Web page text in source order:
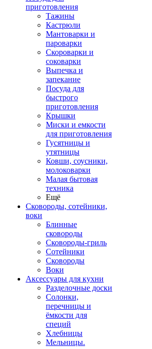
приготовления
Тажины
Кастрюли
Мантоварки и
пароварки
Скороварки и
соковарки
Выпечка и
запекание
Посуда для
быстрого
приготовления
Крышки
Миски и емкости
для приготовления
Гусятницы и
утятницы
Ковши, соусники,
молоковарки
Малая бытовая
техника
Ещё
Сковороды, сотейники,
воки
Блинные
сковороды
Сковороды-гриль
Сотейники
Сковороды
Воки
Аксессуары для кухни
Разделочные доски
Солонки,
перечницы и
ёмкости для
специй
Хлебницы
Мельницы.